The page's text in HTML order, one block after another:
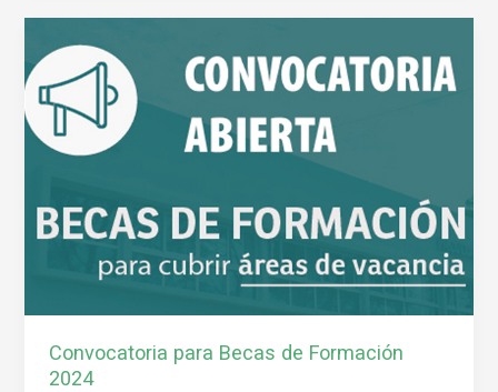
Convocatoria para Becas de Formación
2024
para
Becas
de
Formación
2024